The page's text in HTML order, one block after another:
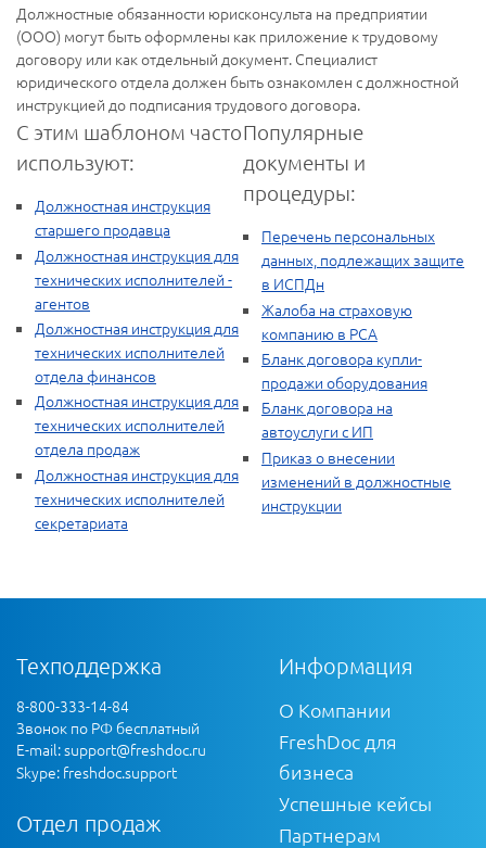
Должностные обязанности юрисконсульта на предприятии
(ООО) могут быть оформлены как приложение к трудовому
договору или как отдельный документ. Специалист
юридического отдела должен быть ознакомлен с должностной
инструкцией до подписания трудового договора.
С этим шаблоном часто
используют:
Должностная инструкция
старшего продавца
Должностная инструкция для
технических исполнителей -
агентов
Должностная инструкция для
технических исполнителей
отдела финансов
Должностная инструкция для
технических исполнителей
отдела продаж
Должностная инструкция для
технических исполнителей
секретариата
Популярные
документы и
процедуры:
Перечень персональных
данных, подлежащих защите
в ИСПДн
Жалоба на страховую
компанию в РСА
Бланк договора купли-
продажи оборудования
Бланк договора на
автоуслуги с ИП
Приказ о внесении
изменений в должностные
инструкции
Техподдержка
8-800-333-14-84
Звонок по РФ бесплатный
E-mail:support@freshdoc.ru
Skype: freshdoc.support
Отдел продаж
Информация
О Компании
FreshDoc для
бизнеса
Успешные кейсы
Партнерам